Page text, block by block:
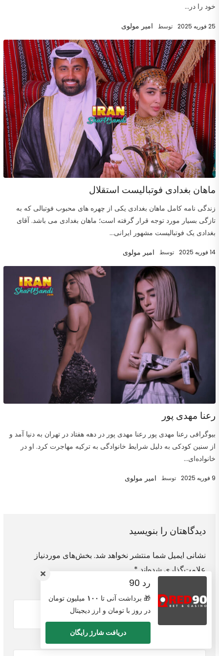
خود را در...
25 فوریه 2025 توسط امیر مولوی
ماهان بغدادی فوتبالیست استقلال
زندگی نامه کامل ماهان بغدادی یکی از چهره های محبوب فوتبالی که به
تازگی بسیار مورد توجه قرار گرفته است؛ ماهان بغدادی می باشد. آقای
بغدادی یک فوتبالیست مشهور ایرانی...
14 فوریه 2025 توسط امیر مولوی
رعنا مهدی پور
بیوگرافی رعنا مهدی پور رعنا مهدی پور در دهه هفتاد در تهران به دنیا آمد و
از سنین کودکی به دلیل شرایط خانوادگی به ترکیه مهاجرت کرد. او در
خانواده‌ای...
9 فوریه 2025 توسط امیر مولوی
دیدگاهتان را بنویسید
نشانی ایمیل شما منتشر نخواهد شد. بخش‌های موردنیاز
علامت‌گذاری شده‌اند *
رد 90
🎁 برداشت آنی تا ۱۰۰ میلیون تومان
در روز با تومان و ارز دیجیتال
دریافت شارژ رایگان